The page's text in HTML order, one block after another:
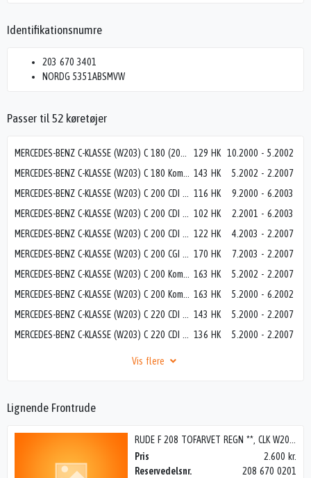
Lignende Frontrude
Pris
2.600 kr.
Reservedelsnr.
208 670 0201
Identifikationsnumre
203 670 3401
NORDG 5351ABSMVW
Passer til 52 køretøjer
129 HK 10.2000 - 5.2002
143 HK 5.2002 - 2.2007
116 HK 9.2000 - 6.2003
102 HK 2.2001 - 6.2003
122 HK 4.2003 - 2.2007
170 HK 7.2003 - 2.2007
163 HK 5.2002 - 2.2007
163 HK 5.2000 - 6.2002
143 HK 5.2000 - 2.2007
136 HK 5.2000 - 2.2007
Vis flere